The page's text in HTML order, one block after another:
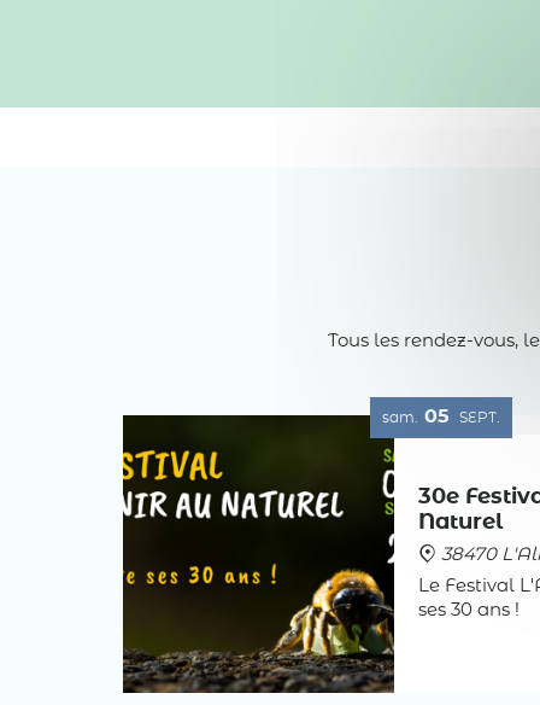
Tous les rendez-vous,
sam. 05 SEPT.
30e
Naturel
38470
Le Festival
ses 30 ans !